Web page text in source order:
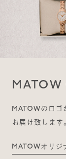
MATOWのロゴ
お届け致します
MATOWオリジ